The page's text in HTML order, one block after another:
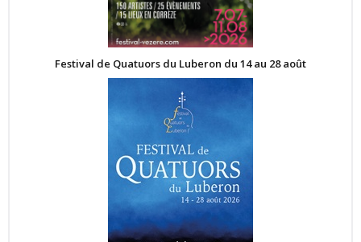
Festival de Quatuors du Luberon du 14 au 28 août